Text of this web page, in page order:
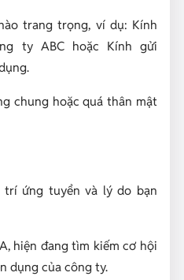
trang trọng, ví dụ: Kính
ty ABChoặc Kính gửi
.
chung hoặc quá thân mật
ứng tuyển và lý do bạn
hiện đang tìm kiếm cơ hội
dụng của công ty.